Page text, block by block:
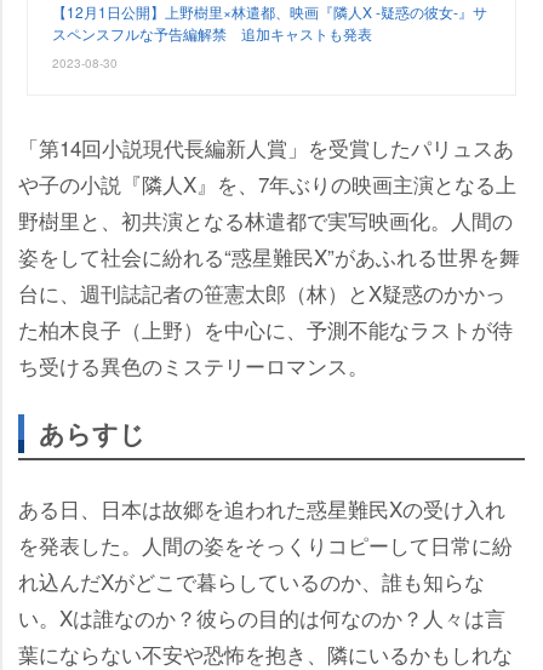
【12月1日公開】上野樹里×林遣都、映画『隣人X -疑惑の彼女-』サ
スペンスフルな予告編解禁 追加キャストも発表
2023-08-30
「第14回小説現代長編新人賞」を受賞したパリュスあ
子の小説『隣人X』を、7年ぶりの映画主演となる上
野樹里と、初共演となる林遣都で実写映画化。人間の
姿をして社会に紛れる“惑星難民X”があふれる世界を舞
台に、週刊誌記者の笹憲太郎（林）とX疑惑のかかっ
た柏木良子（上野）を中心に、予測不能なラストが待
ち受ける異色のミステリーロマンス。
あらすじ
ある日、日本は故郷を追われた惑星難民Xの受け入れ
を発表した。人間の姿をそっくりコピーして日常に紛
れ込んだXがどこで暮らしているのか、誰も知らな
い。Xは誰なのか？彼らの目的は何なのか？人々は言
葉にならない不安や恐怖を抱き、隣にいるかもしれな